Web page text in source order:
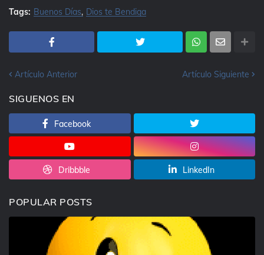
Tags: Buenos Días Dios te Bendiga
Artículo Anterior Artículo Siguiente
SIGUENOS EN
Facebook
Dribbble LinkedIn
POPULAR POSTS